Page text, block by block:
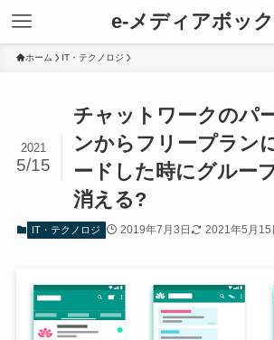
e-メディアボッ
ホーム IT・テクノロジ
チャットワークのパ
ンからフリープラン
ードした時にグルー
消える?
2021
5/15
IT・テクノロジ 2019年7月3日 2021年5月15